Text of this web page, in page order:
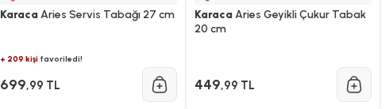
Karaca Aries Servis Tabağı 27 cm
+ 209 kişifavoriledi!
699,99 TL
Karaca Aries Geyikli Çukur Tabak
20 cm
449,99 TL